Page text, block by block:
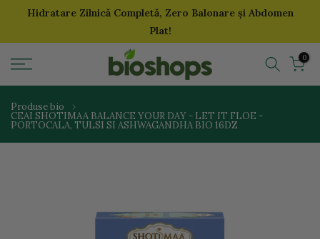
SariHidratare Zilnică Completă, Zero Balonare și Abdomen
Plat!
0
Produse bio
CEAI SHOTIMAA BALANCE YOUR DAY - LET IT FLOE -
PORTOCALA, TULSI SI ASHWAGANDHA BIO 16DZ